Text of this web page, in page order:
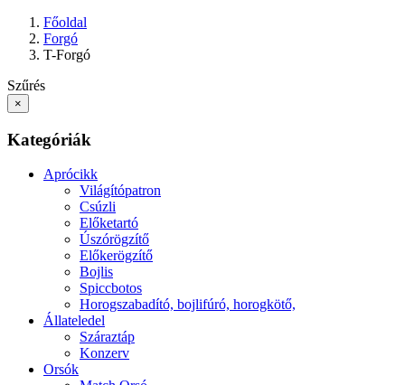
Főoldal
Forgó
T-Forgó
Szűrés
×
Kategóriák
Aprócikk
Világítópatron
Csúzli
Előketartó
Úszórögzítő
Előkerögzítő
Bojlis
Spiccbotos
Horogszabadító, bojlifúró, horogkötő,
Állateledel
Száraztáp
Konzerv
Orsók